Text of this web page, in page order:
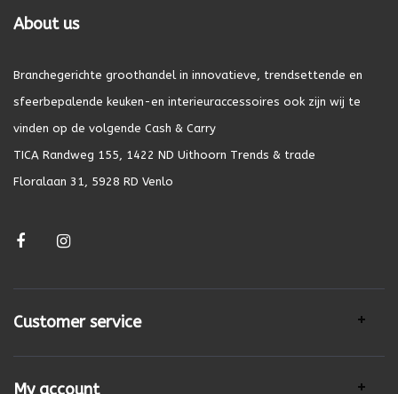
About us
Branchegerichte groothandel in innovatieve, trendsettende en
sfeerbepalende keuken-en interieuraccessoires ook zijn wij te
vinden op de volgende Cash & Carry
TICA Randweg 155, 1422 ND Uithoorn Trends & trade
Floralaan 31, 5928 RD Venlo
Customer service
My account